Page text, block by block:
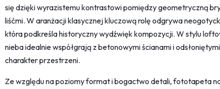
się dzięki wyrazistemu kontrastowi pomiędzy geometryczną
liśćmi. W aranżacji klasycznej kluczową rolę odgrywa
która podkreśla historyczny wydźwięk kompozycji. W stylu
nieba idealnie współgrają z betonowymi ścianami i
charakter przestrzeni.
Ze względu na poziomy format i bogactwo detali, fototapeta